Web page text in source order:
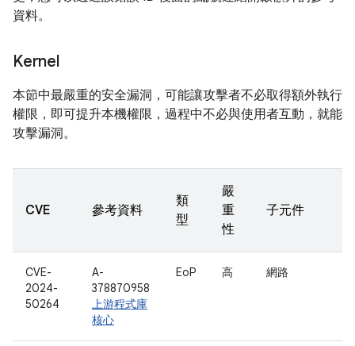
資料。
Kernel
本節中最嚴重的安全漏洞，可能讓攻擊者不必取得額外執行
權限，即可提升本機權限，過程中不必與使用者互動，就能
攻擊漏洞。
CVE 參考資料
類
型
嚴
重
性
子元件
CVE-
2024-
50264
A-
378870958
上游程式庫
核心
EoP 高 網路